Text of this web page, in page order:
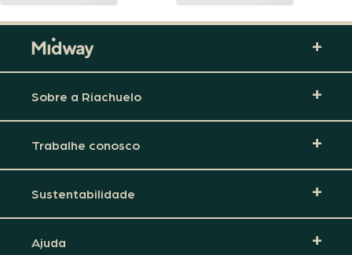
Sobre a Riachuelo
Trabalhe conosco
Sustentabilidade
Ajuda